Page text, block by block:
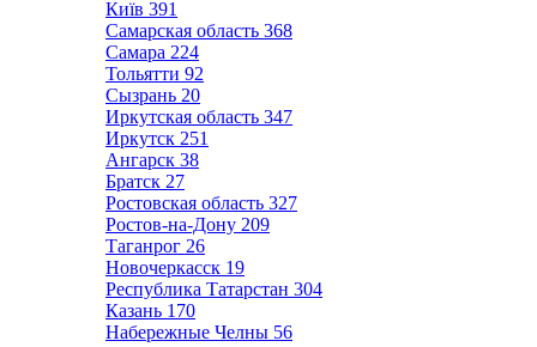
Київ 391
Самарская область 368
Самара 224
Тольятти 92
Сызрань 20
Иркутская область 347
Иркутск 251
Ангарск 38
Братск 27
Ростовская область 327
Ростов-на-Дону 209
Таганрог 26
Новочеркасск 19
Республика Татарстан 304
Казань 170
Набережные Челны 56